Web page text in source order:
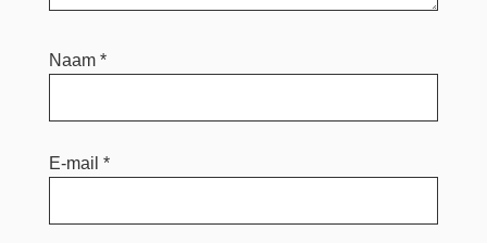
Naam *
E-mail *